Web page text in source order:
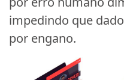
impedindo que
por engano.